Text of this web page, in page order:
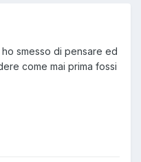
smesso di pensare ed
come mai prima fossi